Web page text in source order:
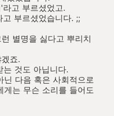
고 부르셨었고.
부르셨었습니다. ;;
별명을 싫다고 뿌리치
죠.
는 것도 아닙니다.
닌 다음 혹은 사회적으로
게는 무슨 소리를 들어도